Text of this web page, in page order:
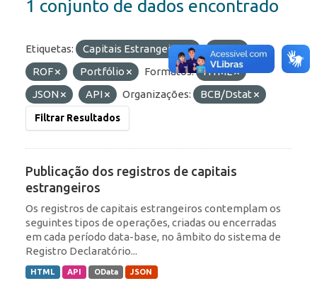
1 conjunto de dados encontrado
Etiquetas: Capitais Estrangeiros
RDE
ROF
Portfólio Formatos:
HTML
JSON
API Organizações: BCB/Dstat
Filtrar Resultados
Publicação dos registros de capitais
estrangeiros
Os registros de capitais estrangeiros contemplam os
seguintes tipos de operações, criadas ou encerradas
em cada período data-base, no âmbito do sistema de
Registro Declaratório...
HTML API OData JSON